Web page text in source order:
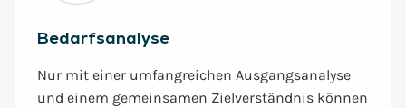
Bedarfsanalyse
Nur mit einer umfangreichen Ausgangsanalyse
und einem gemeinsamen Zielverständnis können